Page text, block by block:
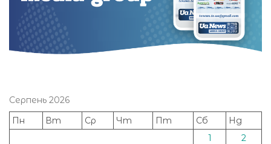
Серпень 2026
Пн
Вт Ср Чт Пт Сб
Нд
1
2